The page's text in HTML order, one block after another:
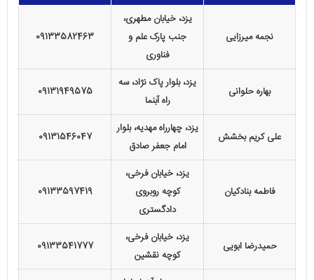
نجمه میرزایی
یزد، خیابان مطهری،
جنب پارک علم و
فناوری
09133582463
بهاره حلوانی
یزد، بلوار پاک نژاد، سه
راه آبنما
09131949575
علی کریم بخشش
یزد، چهارراه مهدیه، بلوار
امام جعفر صادق
09131546047
فاطمه بنادکیان
یزد، خیابان فرخی،
کوچه روبروی
دادگستری
09133597419
حمیدرضا ابویی
یزد، خیابان فرخی،
کوچه نقشین
09133541777